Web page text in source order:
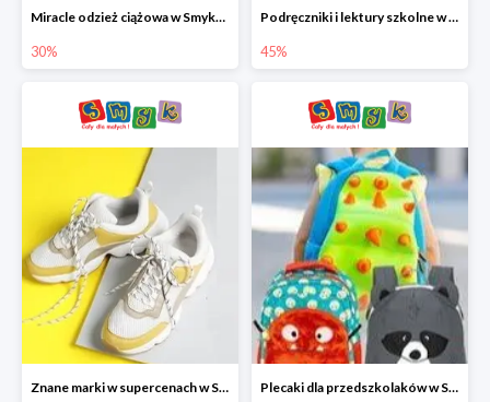
Miracle odzież ciążowa w Smyku co -30%
30%
Podręczniki i lektury szkolne w Smyku do -45%
45%
Znane marki w supercenach w Smyku - buty do -40% Plecaki dla przedszkolaków w Smyku do -40%